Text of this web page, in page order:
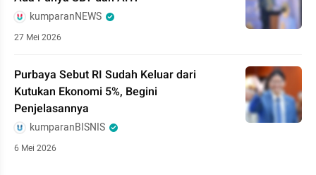
kumparanNEWS
27 Mei 2026
Purbaya Sebut RI Sudah Keluar dari
Kutukan Ekonomi 5%, Begini
Penjelasannya
kumparanBISNIS
6 Mei 2026